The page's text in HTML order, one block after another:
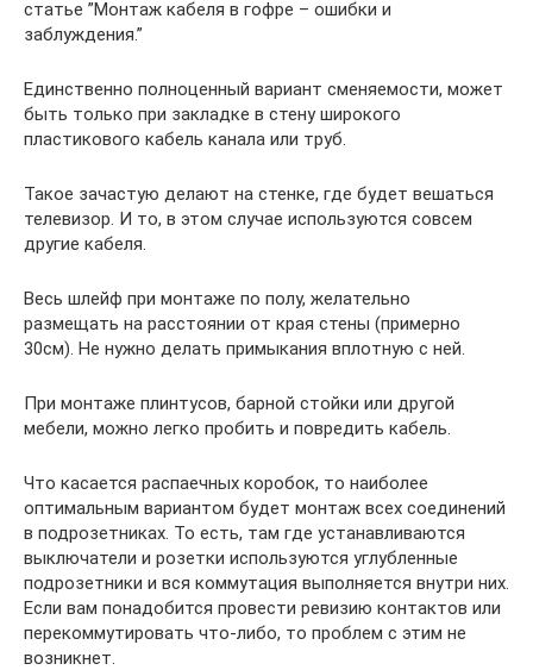
статье ”Монтаж кабеля в гофре – ошибки и
заблуждения.”
Единственно полноценный вариант сменяемости, может
быть только при закладке в стену широкого
пластикового кабель канала или труб.
Такое зачастую делают на стенке, где будет вешаться
телевизор. И то, в этом случае используются совсем
другие кабеля.
Весь шлейф при монтаже по полу, желательно
размещать на расстоянии от края стены (примерно
30см). Не нужно делать примыкания вплотную с ней.
При монтаже плинтусов, барной стойки или другой
мебели, можно легко пробить и повредить кабель.
Что касается распаечных коробок, то наиболее
оптимальным вариантом будет монтаж всех соединений
в подрозетниках. То есть, там где устанавливаются
выключатели и розетки используются углубленные
подрозетники и вся коммутация выполняется внутри них.
Если вам понадобится провести ревизию контактов или
перекоммутировать что-либо, то проблем с этим не
возникнет.